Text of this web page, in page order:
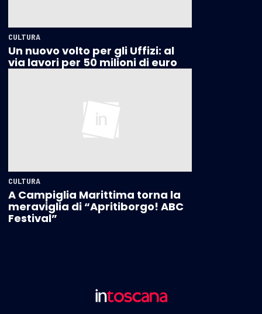
CULTURA
Un nuovo volto per gli Uffizi: al
via lavori per 50 milioni di euro
CULTURA
A Campiglia Marittima torna la
meraviglia di “Apritiborgo! ABC
Festival”